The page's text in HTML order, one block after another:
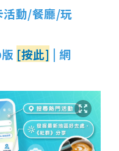
活動/餐廳/玩
[按此] | 網